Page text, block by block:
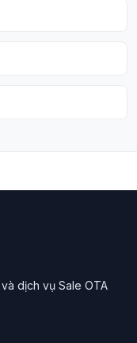
dịch vụ Sale OTA